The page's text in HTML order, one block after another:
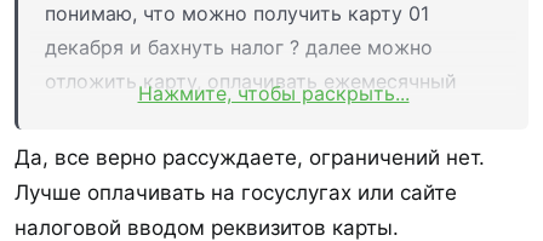
понимаю, что можно получить карту 01
декабря и бахнуть налог ? далее можно
отложить карту, оплачивать ежемесячный
притрагиваться к ней вплоть до мая ?
правильно ли поняла, что дата начала
льгтного периода = дата получения карта,
Нажмите, чтобы раскрыть...
Да, все верно рассуждаете, ограничений нет.
Лучше оплачивать на госуслугах или сайте
налоговой вводом реквизитов карты.